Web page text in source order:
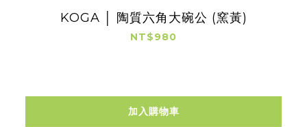
KOGA │ 陶質六角大碗公 (窯黃)
NT$980
加入購物車